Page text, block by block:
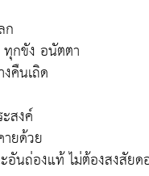
ก
ทุกขัง อนัตตา
คืนเถิด
สงค์
ยด้วย
นถ่องแท้ ไม่ต้องสงสัยด